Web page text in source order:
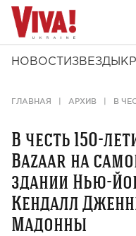
НОВОСТИ ЗВЕЗДЫ
ГЛАВНАЯ АРХИВ В
В честь 150-
Bazaar на
здании Нью-
Кендалл
Мадонны